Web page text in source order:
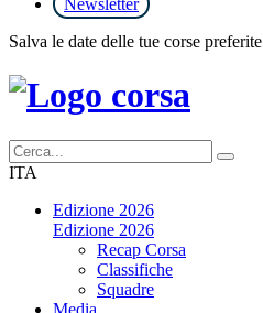
Newsletter
Salva le date delle tue corse preferite
ITA
Edizione 2026
Edizione 2026
Recap Corsa
Classifiche
Squadre
Media